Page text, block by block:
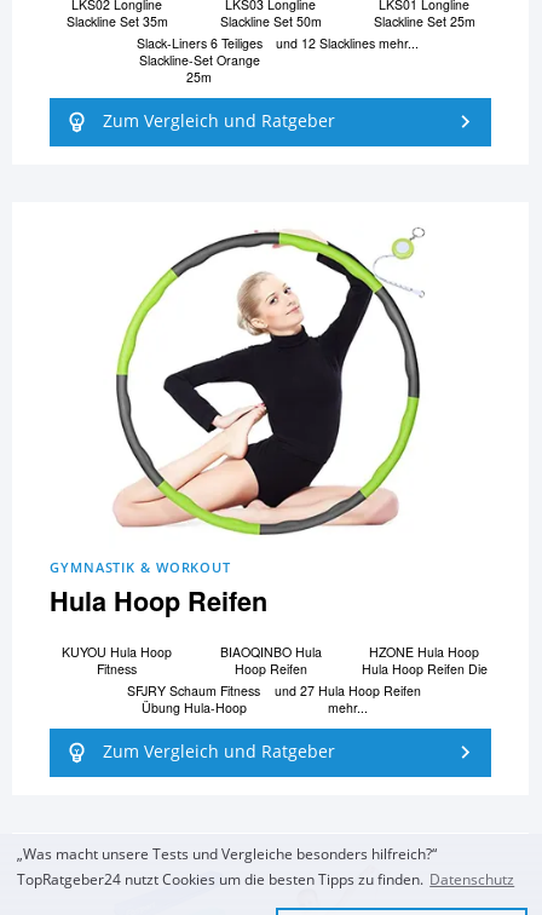
LKS02 Longline
Slackline Set 35m
LKS03 Longline
Slackline Set 50m
LKS01 Longline
Slackline Set 25m
Slack-Liners 6 Teiliges
Slackline-Set Orange
25m
und 12 Slacklines mehr...
Zum Vergleich und Ratgeber
GYMNASTIK & WORKOUT
Hula Hoop Reifen
KUYOU Hula Hoop
Fitness
BIAOQINBO Hula
Hoop Reifen
HZONE Hula Hoop
Hula Hoop Reifen Die
SFJRY Schaum Fitness
Übung Hula-Hoop
und 27 Hula Hoop Reifen
mehr...
Zum Vergleich und Ratgeber
„Was macht unsere Tests und Vergleiche besonders hilfreich?“
TopRatgeber24 nutzt Cookies um die besten Tipps zu finden. Datenschutz